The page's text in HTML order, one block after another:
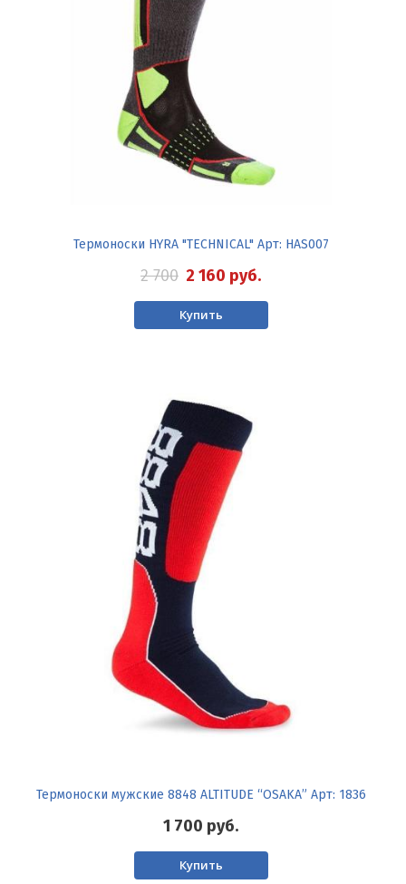
Термоноски HYRA "TECHNICAL" Арт: HAS007
2 700 2 160 руб.
Купить
Термоноски мужские 8848 ALTITUDE “OSAKA” Арт: 1836
1 700 руб.
Купить